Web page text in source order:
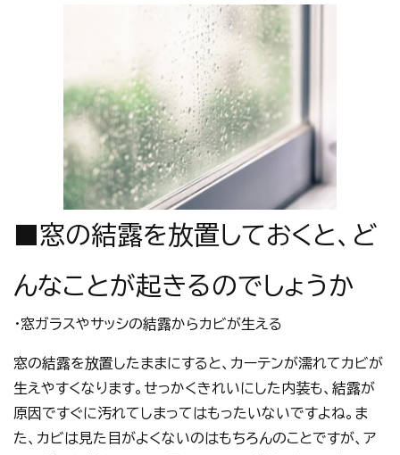
■窓の結露を放置しておくと、ど
んなことが起きるのでしょうか
・窓ガラスやサッシの結露からカビが生える
窓の結露を放置したままにすると、カーテンが濡れてカビが
生えやすくなります。せっかくきれいにした内装も、結露が
原因ですぐに汚れてしまってはもったいないですよね。ま
た、カビは見た目がよくないのはもちろんのことですが、ア